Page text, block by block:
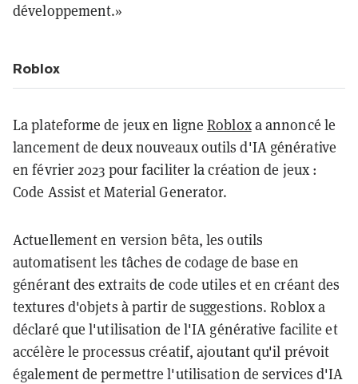
développement.»
Roblox
La plateforme de jeux en ligneRobloxa annoncé le
lancement de deux nouveaux outils d'IA générative
en février 2023 pour faciliter la création de jeux :
Code Assist et Material Generator.
Actuellement en version bêta, les outils
automatisent les tâches de codage de base en
générant des extraits de code utiles et en créant des
textures d'objets à partir de suggestions. Roblox a
déclaré que l'utilisation de l'IA générative facilite et
accélère le processus créatif, ajoutant qu'il prévoit
également de permettre l'utilisation de services d'IA